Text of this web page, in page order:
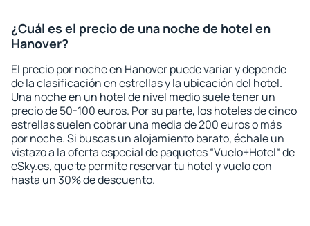
¿Cuál es el precio de una noche de hotel en
Hanover?
El precio por noche en Hanover puede variar y depende
de la clasificación en estrellas y la ubicación del hotel.
Una noche en un hotel de nivel medio suele tener un
precio de 50-100 euros. Por su parte, los hoteles de cinco
estrellas suelen cobrar una media de 200 euros o más
por noche. Si buscas un alojamiento barato, échale un
vistazo a la oferta especial de paquetes “Vuelo+Hotel“ de
eSky.es, que te permite reservar tu hotel y vuelo con
hasta un 30% de descuento.